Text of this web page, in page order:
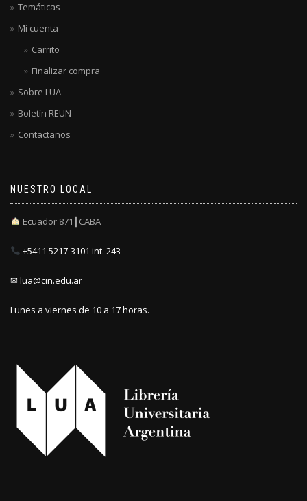
Temáticas
Mi cuenta
Carrito
Finalizar compra
Sobre LUA
Boletín REUN
Contactanos
NUESTRO LOCAL
Ecuador 871┃CABA
+5411 5217-3101 int. 243
✉ lua@cin.edu.ar
Lunes a viernes de 10 a 17 horas.